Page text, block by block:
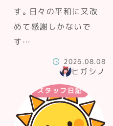
す。日々の平和に又改
めて感謝しかないで
す…
2026.08.08
ヒガシノ
スタッフ日記